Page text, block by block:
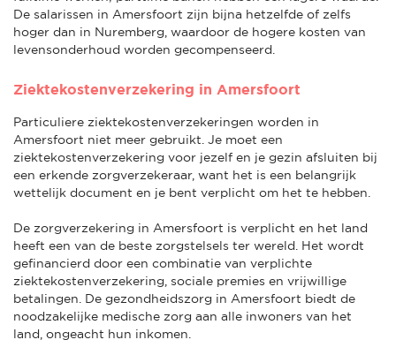
De salarissen in Amersfoort zijn bijna hetzelfde of zelfs
hoger dan in Nuremberg, waardoor de hogere kosten van
levensonderhoud worden gecompenseerd.
Ziektekostenverzekering in Amersfoort
Particuliere ziektekostenverzekeringen worden in
Amersfoort niet meer gebruikt. Je moet een
ziektekostenverzekering voor jezelf en je gezin afsluiten bij
een erkende zorgverzekeraar, want het is een belangrijk
wettelijk document en je bent verplicht om het te hebben.
De zorgverzekering in Amersfoort is verplicht en het land
heeft een van de beste zorgstelsels ter wereld. Het wordt
gefinancierd door een combinatie van verplichte
ziektekostenverzekering, sociale premies en vrijwillige
betalingen. De gezondheidszorg in Amersfoort biedt de
noodzakelijke medische zorg aan alle inwoners van het
land, ongeacht hun inkomen.